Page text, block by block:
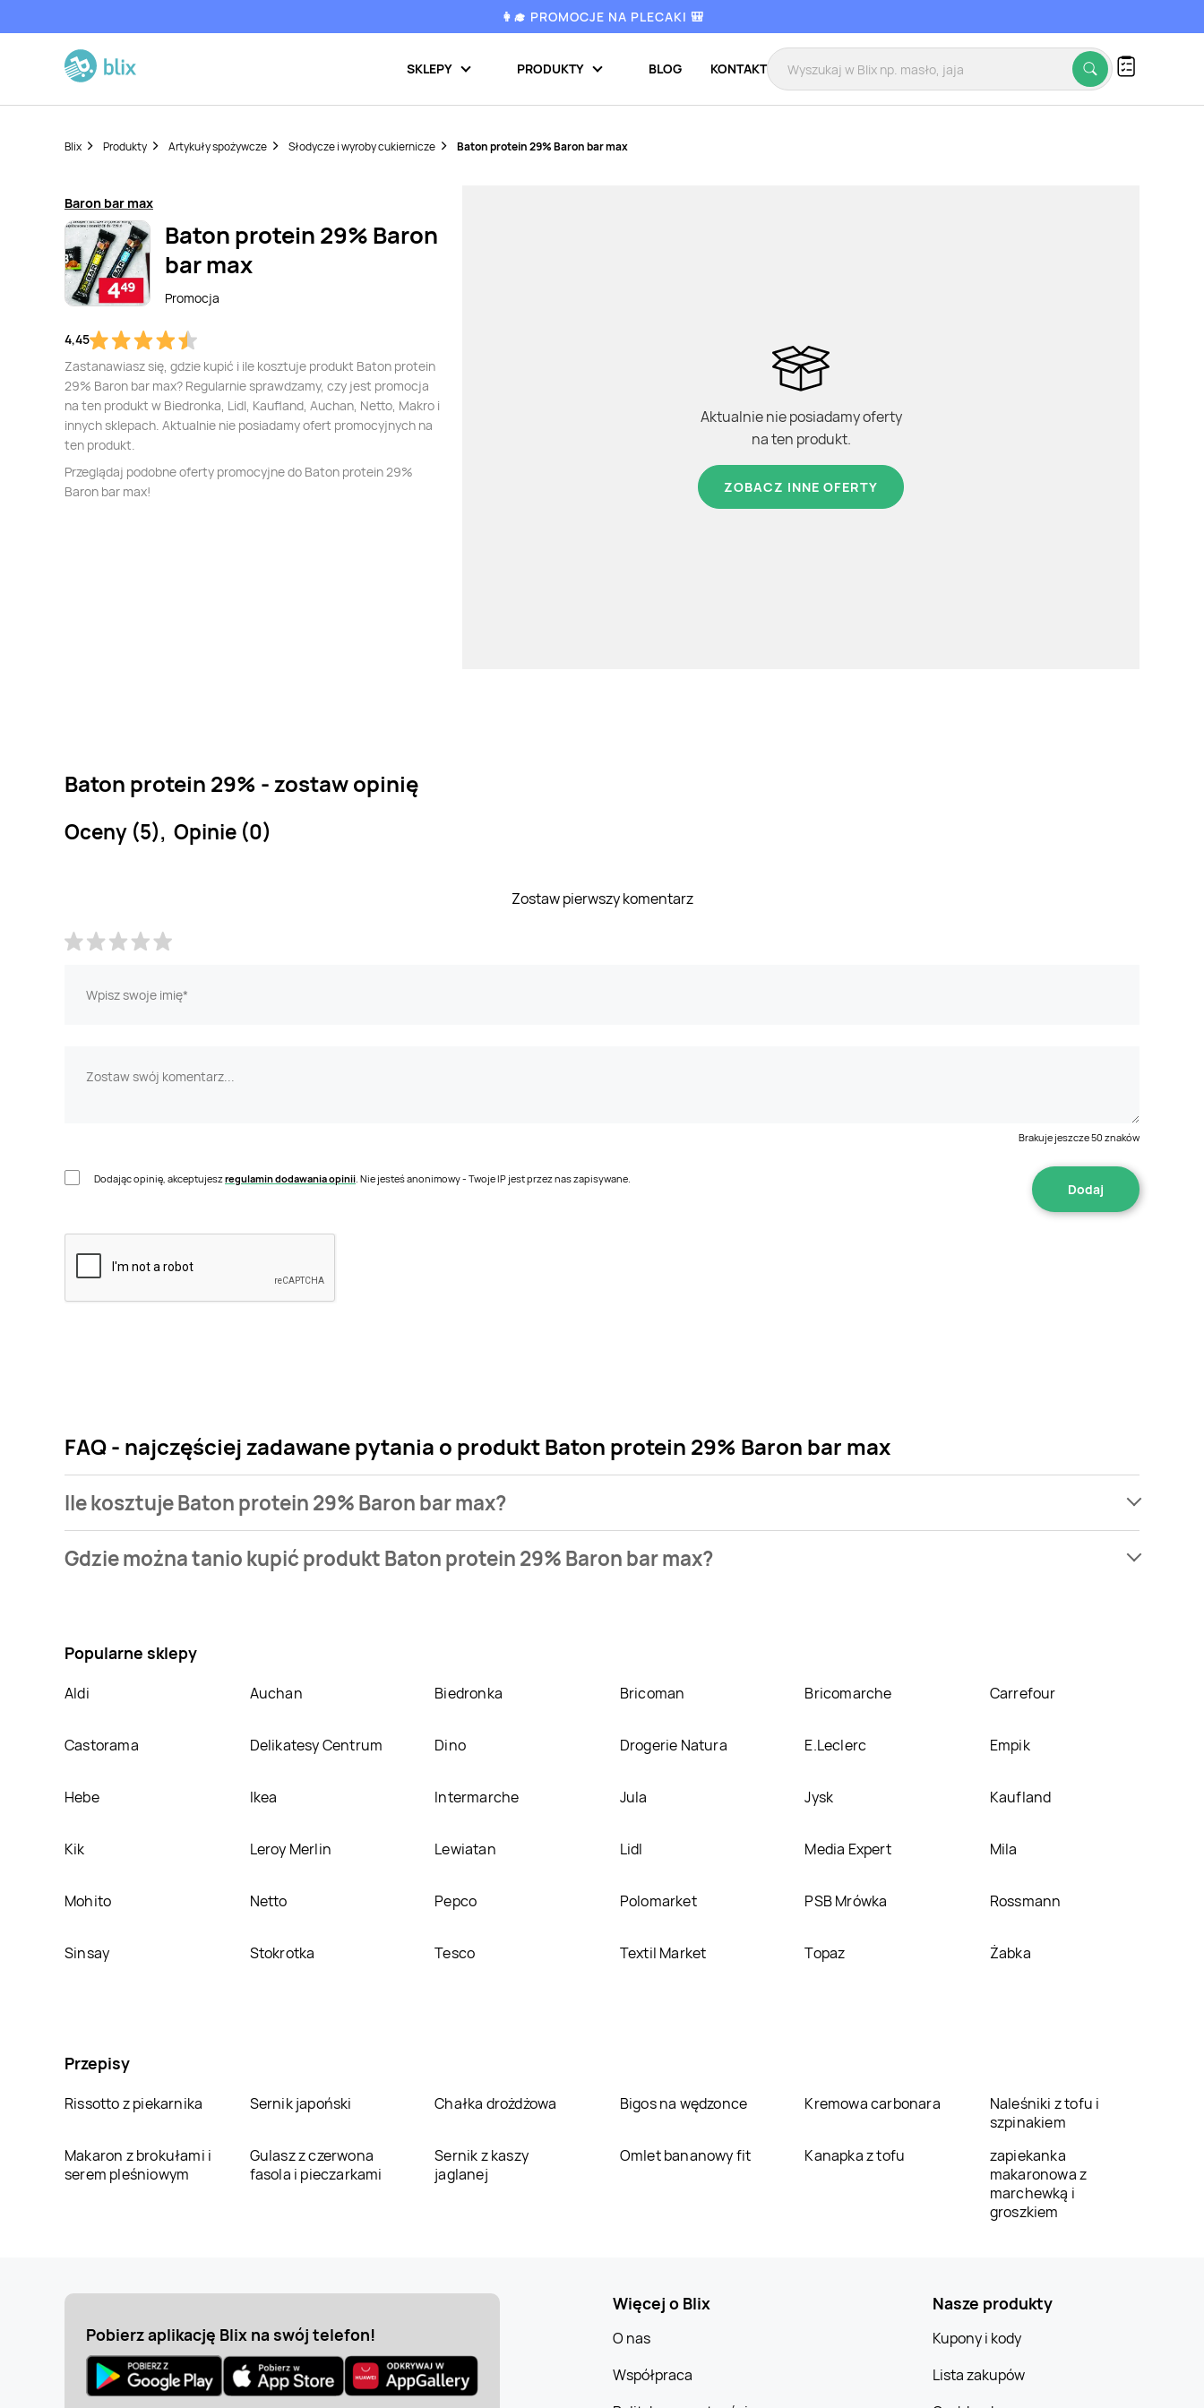
👩‍🎓 PROMOCJE NA PLECAKI 🎒
SKLEPY PRODUKTY BLOG KONTAKT
Blix Produkty Artykuły spożywcze Słodycze i wyroby cukiernicze Baton protein 29% Baron bar max
Baron bar max
Baton protein 29% Baron
bar max
Promocja
4,45
Zastanawiasz się, gdzie kupić i ile kosztuje produkt Baton protein
29% Baron bar max? Regularnie sprawdzamy, czy jest promocja
na ten produkt w Biedronka, Lidl, Kaufland, Auchan, Netto, Makro i
innych sklepach. Aktualnie nie posiadamy ofert promocyjnych na
ten produkt.
Przeglądaj podobne oferty promocyjne do Baton protein 29%
Baron bar max!
Aktualnie nie posiadamy oferty
na ten produkt.
ZOBACZ INNE OFERTY
Baton protein 29% - zostaw opinię
Oceny (5), Opinie (0)
Zostaw pierwszy komentarz
Brakuje jeszcze50 znaków
Dodając opinię, akceptujeszregulamin dodawania opinii . Nie jesteś anonimowy - Twoje IP jest przez nas zapisywane.
FAQ - najczęściej zadawane pytania o produkt Baton protein 29% Baron bar max
Ile kosztuje Baton protein 29% Baron bar max?
29% Baron bar max kosztuje od 3 zł do 4,99 zł.
Gdzie można tanio kupić produkt Baton protein 29% Baron bar max?
Popularne sklepy
Aldi Auchan Biedronka Bricoman Bricomarche Carrefour
Castorama Delikatesy Centrum Dino Drogerie Natura E.Leclerc Empik
Hebe Ikea Intermarche Jula Jysk Kaufland
Kik Leroy Merlin Lewiatan Lidl Media Expert Mila
Mohito Netto Pepco Polomarket PSB Mrówka Rossmann
Sinsay Stokrotka Tesco Textil Market Topaz Żabka
Przepisy
Rissotto z piekarnika Sernik japoński Chałka drożdżowa Bigos na wędzonce Kremowa carbonara
Naleśniki z tofu i
szpinakiem
Makaron z brokułami i
serem pleśniowym
Gulasz z czerwona
fasola i pieczarkami
Sernik z kaszy
jaglanej
Omlet bananowy fit Kanapka z tofu
zapiekanka
makaronowa z
marchewką i
groszkiem
Pobierz aplikację Blix na swój telefon!
Więcej o Blix
O nas
Współpraca
Nasze produkty
Kupony i kody
Lista zakupów